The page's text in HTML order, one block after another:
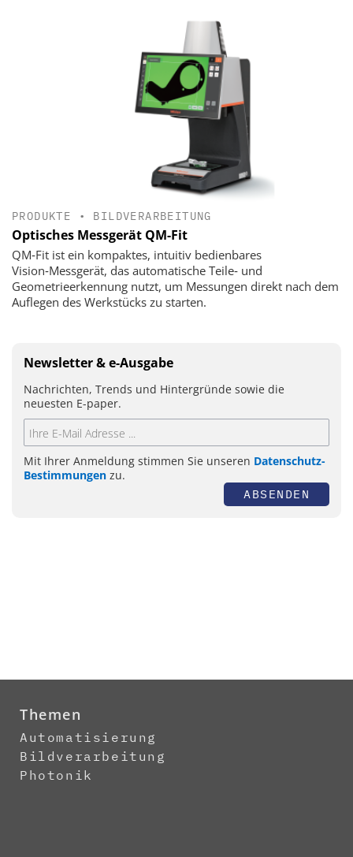
PRODUKTE • BILDVERARBEITUNG
Optisches Messgerät QM-Fit
QM‑Fit ist ein kompaktes, intuitiv bedienbares
Vision‑Messgerät, das automatische Teile‑ und
Geometrieerkennung nutzt, um Messungen direkt nach dem
Auflegen des Werkstücks zu starten.
Newsletter & e-Ausgabe
Nachrichten, Trends und Hintergründe sowie die
neuesten E-paper.
Mit Ihrer Anmeldung stimmen Sie unseren Datenschutz-
Bestimmungen zu.
ABSENDEN
Themen
Automatisierung
Bildverarbeitung
Photonik